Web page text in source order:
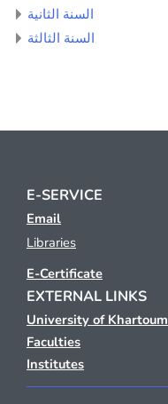
السنة الثانية
السنة الثالثة
E-SERVICE
Email
Libraries
E-Certificate
EXTERNAL LINKS
University of Khartoum
Faculties
Institutes